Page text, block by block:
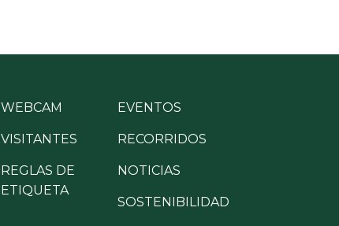
WEBCAM EVENTOS
VISITANTES RECORRIDOS
REGLAS DE
ETIQUETA
NOTICIAS
SOSTENIBILIDAD